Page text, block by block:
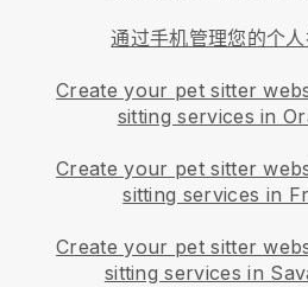
通过手机管理您的个
Create your pet sitter
sitting services in
Create your pet sitter
sitting services in
Create your pet sitter
sitting services in